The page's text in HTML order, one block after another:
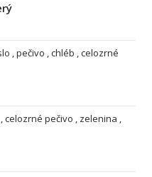
, pečivo , chléb , celozrné
celozrné pečivo , zelenina ,